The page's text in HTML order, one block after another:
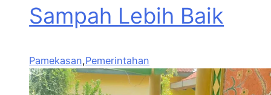
Sampah Lebih Baik
Pamekasan,Pemerintahan